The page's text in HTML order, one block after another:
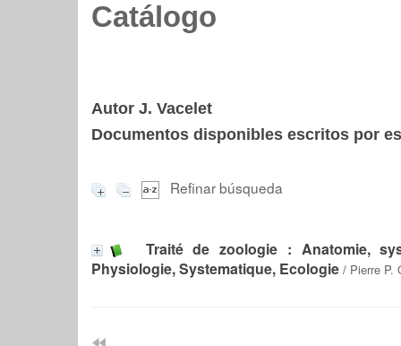
Catálogo
Autor J. Vacelet
Documentos disponibles escritos por
Refinar búsqueda
Traité de zoologie : Anatomie,
Physiologie, Systematique, Ecologie / Pierre P.